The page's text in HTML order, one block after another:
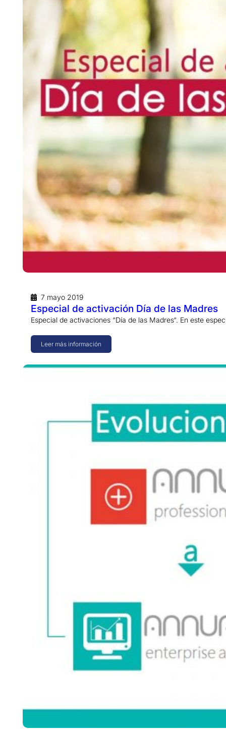
7 mayo 2019
Especial de activación Día de las Madres
Especial de activaciones “Día de las Madres“. En este
Leer más información